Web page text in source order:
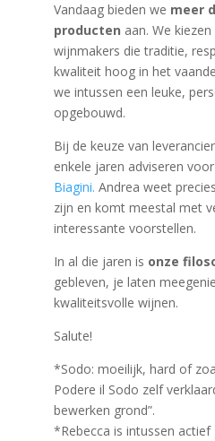
Vandaag bieden we meer
producten aan. We
wijnmakers die traditie,
kwaliteit hoog in het
we intussen een leuke,
opgebouwd.
Bij de keuze van
enkele jaren adviseren
Biagini. Andrea weet
zijn en komt meestal met
interessante voorstellen.
In al die jaren is onze
gebleven, je laten
kwaliteitsvolle wijnen.
Salute!
*Sodo: moeilijk, hard of
Podere il Sodo zelf
bewerken grond”.
*Rebecca is intussen actief